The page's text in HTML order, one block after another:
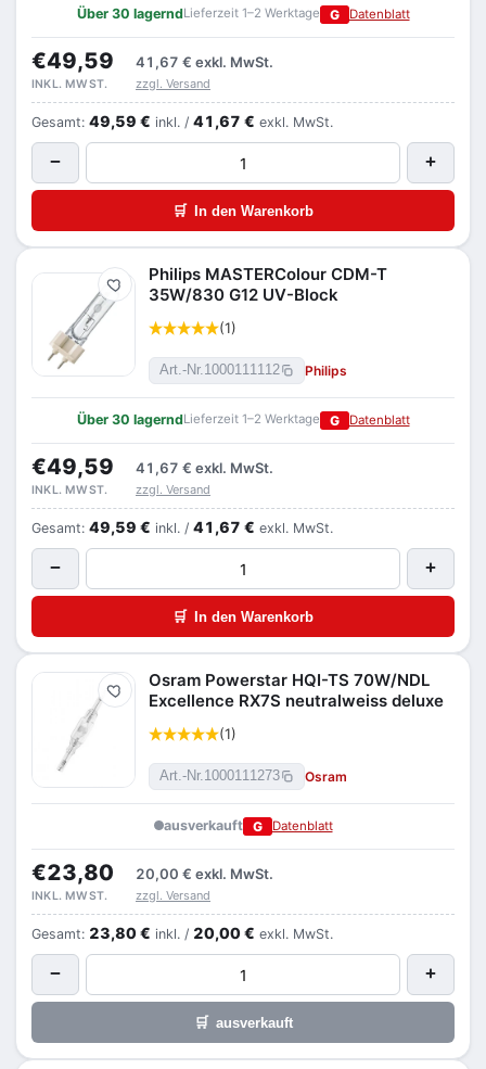
Über 30 lagerndLieferzeit 1–2 Werktage G Datenblatt
€49,59 41,67 € exkl. MwSt.
INKL. MWST. zzgl. Versand
Gesamt: 49,59 € inkl. / 41,67 € exkl. MwSt.
− +
🛒 In den Warenkorb
Merken
Philips MASTERColour CDM-T
35W/830 G12 UV-Block
(1)
Art.-Nr.1000111112 Philips
Über 30 lagerndLieferzeit 1–2 Werktage G Datenblatt
€49,59 41,67 € exkl. MwSt.
INKL. MWST. zzgl. Versand
Gesamt: 49,59 € inkl. / 41,67 € exkl. MwSt.
− +
🛒 In den Warenkorb
Merken
Osram Powerstar HQI-TS 70W/NDL
Excellence RX7S neutralweiss deluxe
(1)
Art.-Nr.1000111273 Osram
ausverkauft G Datenblatt
€23,80 20,00 € exkl. MwSt.
INKL. MWST. zzgl. Versand
Gesamt: 23,80 € inkl. / 20,00 € exkl. MwSt.
− +
🛒 ausverkauft